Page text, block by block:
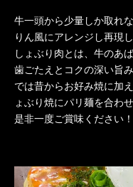
牛一頭から少量しか取れ
りん風にアレンジし再現
しょぶり肉とは、牛のあ
歯ごたえとコクの深い旨
では昔からお好み焼に加
ょぶり焼にパリ麺を合わ
是非一度ご賞味ください！